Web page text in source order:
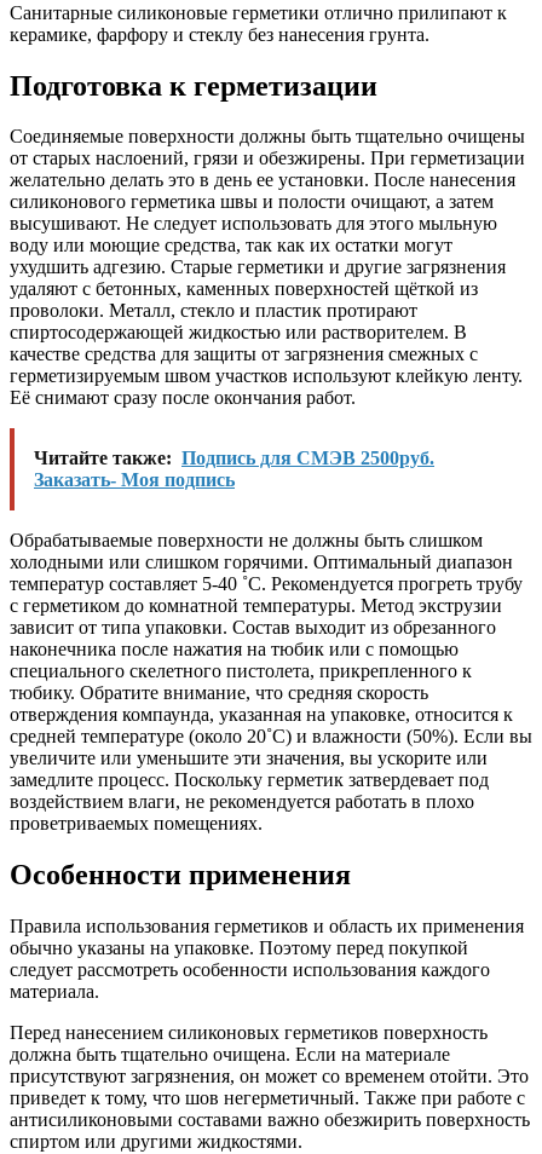
Санитарные силиконовые герметики отлично прилипают к
керамике, фарфору и стеклу без нанесения грунта.
Подготовка к герметизации
Соединяемые поверхности должны быть тщательно очищены
от старых наслоений, грязи и обезжирены. При герметизации
желательно делать это в день ее установки. После нанесения
силиконового герметика швы и полости очищают, а затем
высушивают. Не следует использовать для этого мыльную
воду или моющие средства, так как их остатки могут
ухудшить адгезию. Старые герметики и другие загрязнения
удаляют с бетонных, каменных поверхностей щёткой из
проволоки. Металл, стекло и пластик протирают
спиртосодержающей жидкостью или растворителем. В
качестве средства для защиты от загрязнения смежных с
герметизируемым швом участков используют клейкую ленту.
Её снимают сразу после окончания работ.
Читайте также: Подпись для СМЭВ 2500руб.
Заказать- Моя подпись
Обрабатываемые поверхности не должны быть слишком
холодными или слишком горячими. Оптимальный диапазон
температур составляет 5-40 ˚C. Рекомендуется прогреть трубу
с герметиком до комнатной температуры. Метод экструзии
зависит от типа упаковки. Состав выходит из обрезанного
наконечника после нажатия на тюбик или с помощью
специального скелетного пистолета, прикрепленного к
тюбику. Обратите внимание, что средняя скорость
отверждения компаунда, указанная на упаковке, относится к
средней температуре (около 20˚C) и влажности (50%). Если вы
увеличите или уменьшите эти значения, вы ускорите или
замедлите процесс. Поскольку герметик затвердевает под
воздействием влаги, не рекомендуется работать в плохо
проветриваемых помещениях.
Особенности применения
Правила использования герметиков и область их применения
обычно указаны на упаковке. Поэтому перед покупкой
следует рассмотреть особенности использования каждого
материала.
Перед нанесением силиконовых герметиков поверхность
должна быть тщательно очищена. Если на материале
присутствуют загрязнения, он может со временем отойти. Это
приведет к тому, что шов негерметичный. Также при работе с
антисиликоновыми составами важно обезжирить поверхность
спиртом или другими жидкостями.